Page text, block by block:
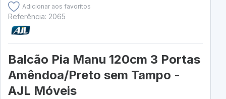
Adicionar aos favoritos
Referência: 2065
Balcão Pia Manu 120cm 3 Portas
Amêndoa/Preto sem Tampo -
AJL Móveis